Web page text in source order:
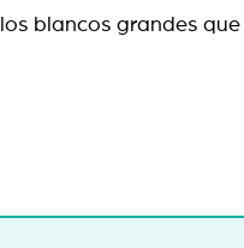
blancos grandes que